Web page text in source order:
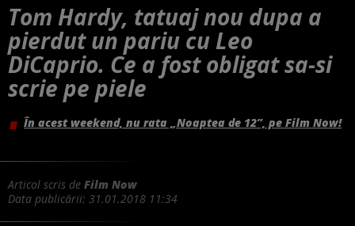
Tom Hardy, tatuaj nou dupa a
pierdut un pariu cu Leo
DiCaprio. Ce a fost obligat sa-si
scrie pe piele
În acest weekend, nu rata „Noaptea de 12”, pe Film Now!
Articol scris de Film Now
Data publicării: 31.01.2018 11:34